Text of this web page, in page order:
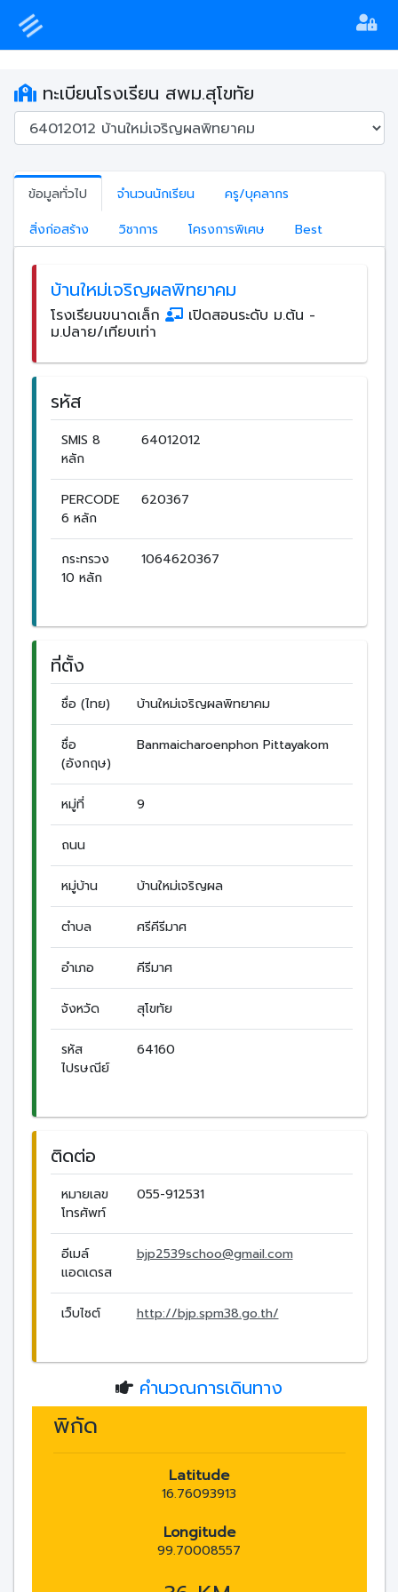
ทะเบียนโรงเรียน สพม.สุโขทัย
ข้อมูลทั่วไป จำนวนนักเรียน
ครู/บุคลากร
สิ่งก่อสร้าง
วิชาการ โครงการพิเศษ Best
บ้านใหม่เจริญผลพิทยาคม
โรงเรียนขนาดเล็ก เปิดสอนระดับ ม.ต้น -
ม.ปลาย/เทียบเท่า
รหัส
SMIS 8
หลัก
64012012
PERCODE
6 หลัก
620367
กระทรวง
10 หลัก
1064620367
ที่ตั้ง
ชื่อ (ไทย) บ้านใหม่เจริญผลพิทยาคม
ชื่อ
(อังกฤษ)
Banmaicharoenphon Pittayakom
หมู่ที่ 9
ถนน
หมู่บ้าน บ้านใหม่เจริญผล
ตำบล ศรีคีรีมาศ
อำเภอ คีรีมาศ
จังหวัด สุโขทัย
รหัส
ไปรษณีย์
64160
ติดต่อ
หมายเลข
โทรศัพท์
055-912531
อีเมล์
แอดเดรส
bjp2539schoo@gmail.com
เว็บไซต์ http://bjp.spm38.go.th/
คำนวณการเดินทาง
พิกัด
Latitude
16.76093913
Longitude
99.70008557